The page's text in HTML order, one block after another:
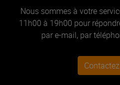
Nous sommes à votre
11h00 à 19h00 pour
par e-mail, par